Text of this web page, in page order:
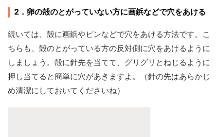
2．卵の殻のとがっていない方に画鋲などで穴をあける
続いては、殻に画鋲やピンなどで穴をあける方法です。こ
ちらも、殻のとがっている方の反対側に穴をあけるように
しましょう。殻に針先を当てて、グリグリとねじるように
押し当てると簡単に穴があきますよ。（針の先はあらかじ
め清潔にしておいてくださいね）